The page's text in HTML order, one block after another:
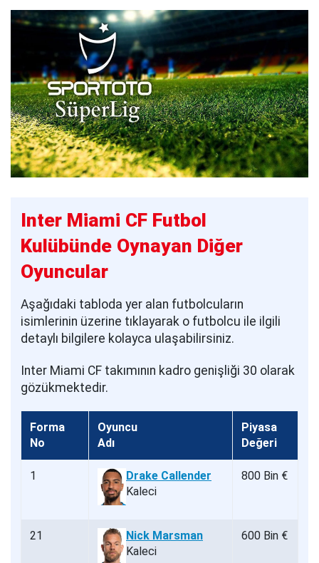
Inter Miami CF Futbol
Kulübünde Oynayan Diğer
Oyuncular
Aşağıdaki tabloda yer alan futbolcuların
isimlerinin üzerine tıklayarak o futbolcu ile ilgili
detaylı bilgilere kolayca ulaşabilirsiniz.
Inter Miami CF takımının kadro genişliği 30 olarak
gözükmektedir.
Forma
No
Oyuncu
Adı
Piyasa
Değeri
1
Drake Callender
Kaleci
800 Bin €
21
Nick Marsman
Kaleci
600 Bin €